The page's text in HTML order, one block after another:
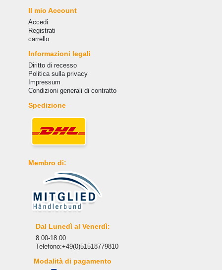
Il mio Account
Accedi
Registrati
carrello
Informazioni legali
Diritto di recesso
Politica sulla privacy
Impressum
Condizioni generali di contratto
Spedizione
Membro di:
Dal Lunedì al Venerdì:
8:00-18:00
Telefono:+49(0)51518779810
Modalità di pagamento